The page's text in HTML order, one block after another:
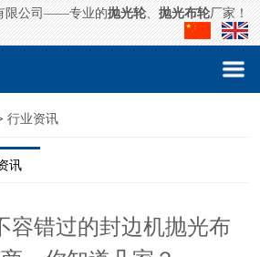
限公司——专业的抛光轮、抛光布轮厂家！
行业资讯
讯
容错过的封边机抛光布